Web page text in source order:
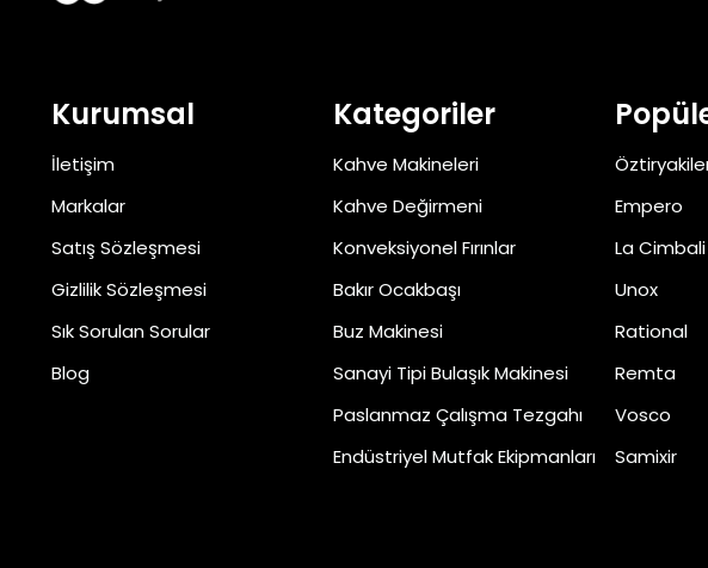
Kurumsal
İletişim
Markalar
Satış Sözleşmesi
Gizlilik Sözleşmesi
Sık Sorulan Sorular
Blog
Kategoriler
Kahve Makineleri
Kahve Değirmeni
Konveksiyonel Fırınlar
Bakır Ocakbaşı
Buz Makinesi
Sanayi Tipi Bulaşık Makinesi
Paslanmaz Çalışma Tezgahı
Endüstriyel Mutfak Ekipmanları
Empero
La Cimbali
Unox
Rational
Remta
Vosco
Samixir